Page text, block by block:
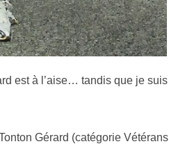
est à l’aise… tandis que je suis
Gérard (catégorie Vétérans